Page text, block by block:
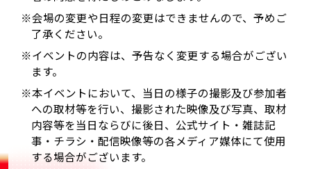
※会場の変更や日程の変更はできませんので、予めご
了承ください。
※イベントの内容は、予告なく変更する場合がござい
ます。
※本イベントにおいて、当日の様子の撮影及び参加者
への取材等を行い、撮影された映像及び写真、取材
内容等を当日ならびに後日、公式サイト・雑誌記
事・チラシ・配信映像等の各メディア媒体にて使用
する場合がございます。